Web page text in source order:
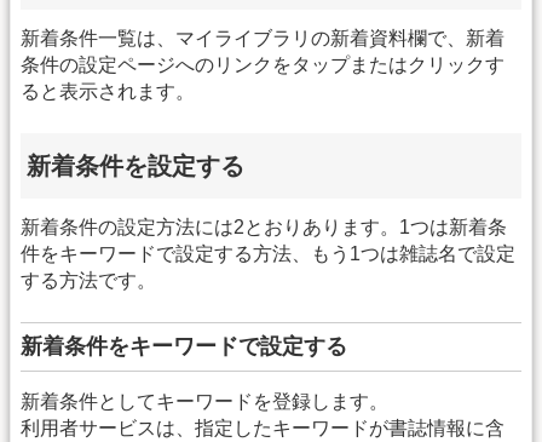
新着条件一覧は、マイライブラリの新着資料欄で、新着
条件の設定ページへのリンクをタップまたはクリックす
ると表示されます。
新着条件を設定する
新着条件の設定方法には2とおりあります。1つは新着条
件をキーワードで設定する方法、もう1つは雑誌名で設定
する方法です。
新着条件をキーワードで設定する
新着条件としてキーワードを登録します。
利用者サービスは、指定したキーワードが書誌情報に含